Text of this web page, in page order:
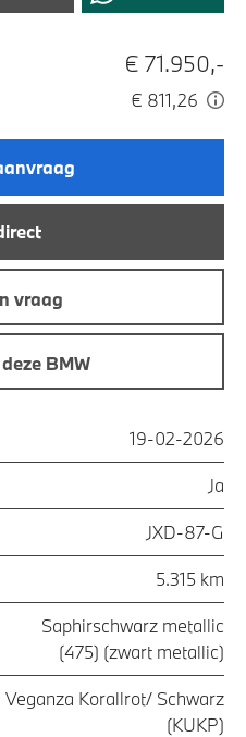
€ 71.950,-
€ 811,26
vraag
BMW
19-02-2026
Ja
JXD-87-G
5.315 km
Saphirschwarz metallic
(475) (zwart metallic)
Veganza Korallrot/ Schwarz
(KUKP)